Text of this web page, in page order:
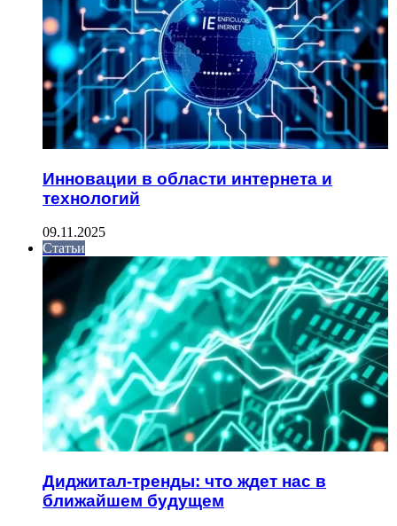
Инновации в области интернета и
технологий
09.11.2025
Статьи
Диджитал-тренды: что ждет нас в
ближайшем будущем